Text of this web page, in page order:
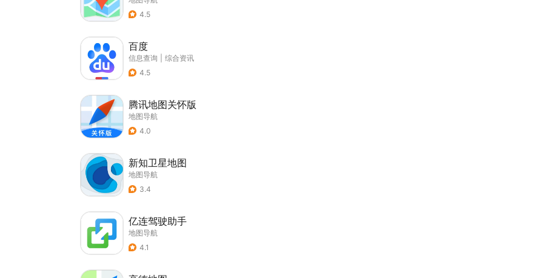
4.5
百度
信息查询
综合资讯
4.5
腾讯地图关怀版
地图导航
4.0
新知卫星地图
地图导航
3.4
亿连驾驶助手
地图导航
4.1